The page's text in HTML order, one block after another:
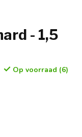
- 1,5
Op voorraad (6)